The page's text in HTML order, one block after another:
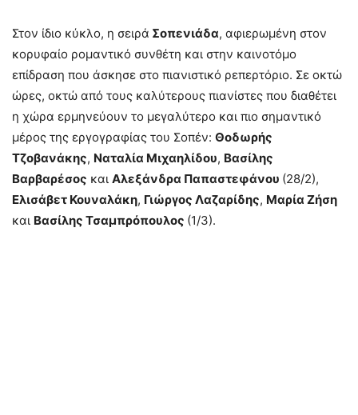
Στον ίδιο κύκλο, η σειρά Σοπενιάδα, αφιερωμένη στον
κορυφαίο ρομαντικό συνθέτη και στην καινοτόμο
επίδραση που άσκησε στο πιανιστικό ρεπερτόριο. Σε οκτώ
ώρες, οκτώ από τους καλύτερους πιανίστες που διαθέτει
η χώρα ερμηνεύουν το μεγαλύτερο και πιο σημαντικό
μέρος της εργογραφίας του Σοπέν: Θοδωρής
Τζοβανάκης, Ναταλία Μιχαηλίδου, Βασίλης
Βαρβαρέσος και Αλεξάνδρα Παπαστεφάνου (28/2),
Ελισάβετ Κουναλάκη, Γιώργος Λαζαρίδης, Μαρία Ζήση
και Βασίλης Τσαμπρόπουλος (1/3).